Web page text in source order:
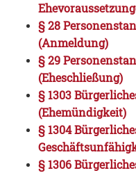
§ 28
(Anmeldung)
§ 29
(Eheschließung)
§ 1303
(Ehemündigkeit)
§ 1304
§ 1306